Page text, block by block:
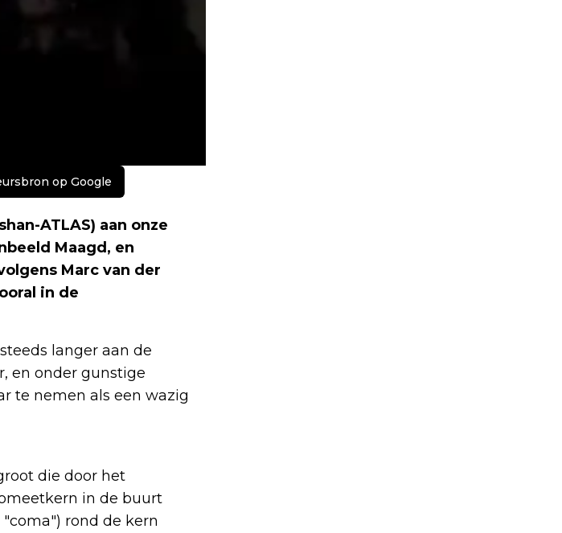
op Google
ATLAS) aan onze
Maagd, en
Marc van der
in de
langer aan de
en onder gunstige
te nemen als een wazig
die door het
in de buurt
rond de kern